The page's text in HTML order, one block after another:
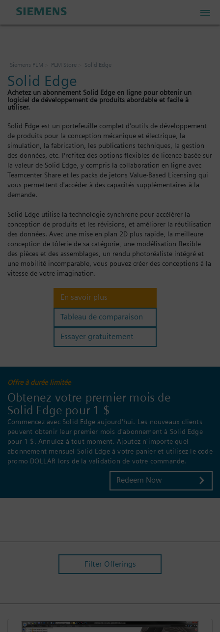
Industrial IoT Store
Industrial Software Store
Mon compte
Se connecter
Siemens PLM PLM Store Solid Edge
Solid Edge
Achetez un abonnement Solid Edge en ligne pour obtenir un
logiciel de développement de produits abordable et facile à
utiliser.
Solid Edge est un portefeuille complet d'outils de développement
de produits pour la conception mécanique et électrique, la
simulation, la fabrication, les publications techniques, la gestion
des données, etc. Profitez des options flexibles de licence basée sur
la valeur de Solid Edge, y compris la collaboration en ligne avec
Teamcenter Share et les packs de jetons Value-Based Licensing qui
vous permettent d'accéder à des capacités supplémentaires à la
demande.
Solid Edge utilise la technologie synchrone pour accélérer la
conception de produits et les révisions, et améliorer la réutilisation
des données. Avec une mise en plan 2D plus rapide, la meilleure
conception de tôlerie de sa catégorie, une modélisation flexible
des pièces et des assemblages, un rendu photoréaliste intégré et
une mobilité incomparable, vous pouvez créer des conceptions à la
vitesse de votre imagination.
En savoir plus
Tableau de comparaison
Essayer gratuitement
Offre à durée limitée
Obtenez votre premier mois de
Solid Edge pour 1 $
Commencez avec Solid Edge aujourd'hui. Les nouveaux clients
peuvent obtenir leur premier mois d'abonnement à Solid Edge
pour 1 $. Annulez à tout moment. Ajoutez n'importe quel
abonnement mensuel Solid Edge à votre panier et utilisez le code
promo DOLLAR lors de la validation de votre commande.
Redeem Now
Filter Offerings